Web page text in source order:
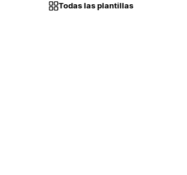
Todas las plantillas